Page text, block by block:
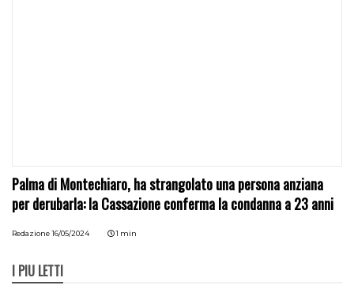
Palma di Montechiaro, ha strangolato una persona anziana
per derubarla: la Cassazione conferma la condanna a 23 anni
Redazione 16/05/2024 1 min
I PIÙ LETTI